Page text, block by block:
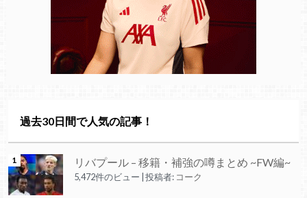
過去30日間で人気の記事！
リバプール – 移籍・補強の噂まとめ ~FW編~
5,472件のビュー 投稿者: コーク